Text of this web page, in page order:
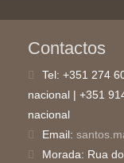
Contactos
Tel: +351 274
nacional | +351
nacional
Email:
Morada: Rua